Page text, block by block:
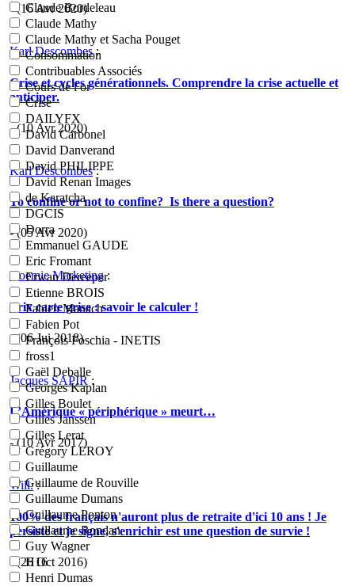
Claude Bordeleau
Claude Mathy
Claude Mathy et Sacha Pouget
Consommation
Contribuables Associés
Cours de l or
Crise
DAILYFX
David Carbonel
David Danverand
David PHILIPPE
David Renan Images
de Karatcha
DGCIS
Dorra
Emmanuel GAUDE
Eric Fromant
Erwan Dereeper
Etienne BROIS
Fabien Manach
Fabien Pot
François Foschia - INETIS
fross1
Gaël Deballe
Georges Kaplan
Gilles Boulet
Gilles Janssen
Gilles Lerat
Grégory LEROY
Guillaume
Guillaume de Rouville
Guillaume Dumans
Guillaume Ponton
Guillaume Rondan
Guy Wagner
H16
Henri Dumas
- (16 Avr 2020)
Karl Descombes:
Crise et cycles générationnels. Comprendre la crise actuelle et
anticiper.
- (10 Avr 2020)
Karl Descombes:
To confine or not to confine? Is there a question?
- (05 Avr 2020)
Noemie Marketing:
Prix carte grise : savoir le calculer !
- (06 Jui 2018)
Jacques SAPIR:
L’Amérique « périphérique » meurt…
- (10 Avr 2017)
Will.:
100% des français n'auront plus de retraite d'ici 10 ans ! Je
persiste et je signe, s'enrichir est une question de survie !
- (26 Oct 2016)